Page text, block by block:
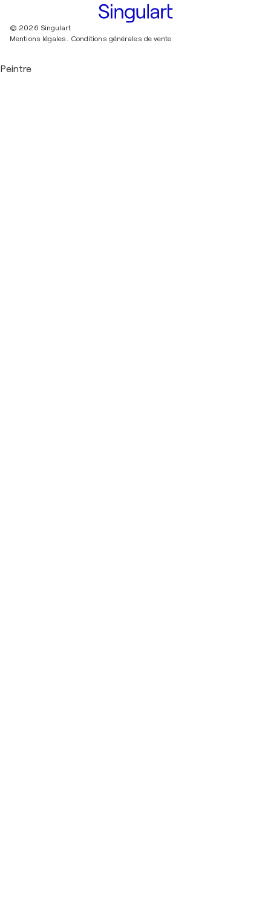
© 2026 Singulart
Mentions légales. Conditions générales de vente
Peintre